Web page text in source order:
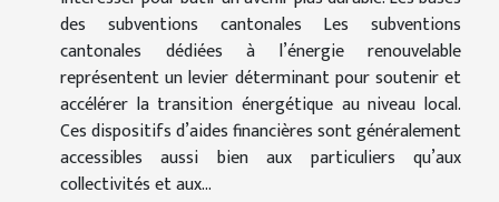
des subventions cantonales Les subventions
cantonales dédiées à l’énergie renouvelable
représentent un levier déterminant pour soutenir et
accélérer la transition énergétique au niveau local.
Ces dispositifs d’aides financières sont généralement
accessibles aussi bien aux particuliers qu’aux
collectivités et aux...